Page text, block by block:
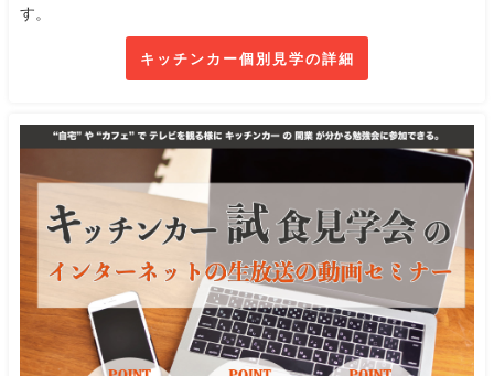
す。
キッチンカー個別見学の詳細